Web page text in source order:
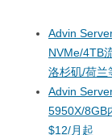
Advin
NVMe/4TB
洛杉矶/荷兰
Advin
5950X/8GB
$12/月起